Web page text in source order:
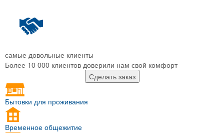
самые довольные клиенты
Более 10 000 клиентов доверили нам свой комфорт
Сделать заказ
Бытовки для проживания
Временное общежитие